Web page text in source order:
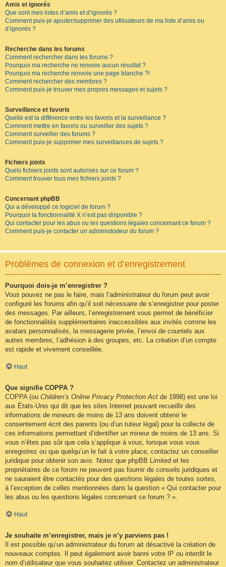
Amis et ignorés
Que sont mes listes d’amis et d’ignorés ?
Comment puis-je ajouter/supprimer des utilisateurs de ma liste d’amis ou
d’ignorés ?
Recherche dans les forums
Comment rechercher dans les forums ?
Pourquoi ma recherche ne renvoie aucun résultat ?
Pourquoi ma recherche renvoie une page blanche ?!
Comment rechercher des membres ?
Comment puis-je trouver mes propres messages et sujets ?
Surveillance et favoris
Quelle est la différence entre les favoris et la surveillance ?
Comment mettre en favoris ou surveiller des sujets ?
Comment surveiller des forums ?
Comment puis-je supprimer mes surveillances de sujets ?
Fichiers joints
Quels fichiers joints sont autorisés sur ce forum ?
Comment trouver tous mes fichiers joints ?
Concernant phpBB
Qui a développé ce logiciel de forum ?
Pourquoi la fonctionnalité X n’est pas disponible ?
Qui contacter pour les abus ou les questions légales concernant ce forum ?
Comment puis-je contacter un administrateur du forum ?
Problèmes de connexion et d’enregistrement
Pourquoi dois-je m’enregistrer ?
Vous pouvez ne pas le faire, mais l’administrateur du forum peut avoir
configuré les forums afin qu’il soit nécessaire de s’enregistrer pour poster
des messages. Par ailleurs, l’enregistrement vous permet de bénéficier
de fonctionnalités supplémentaires inaccessibles aux invités comme les
avatars personnalisés, la messagerie privée, l’envoi de courriels aux
autres membres, l’adhésion à des groupes, etc. La création d’un compte
est rapide et vivement conseillée.
Haut
Que signifie COPPA ?
COPPA (ou Children’s Online Privacy Protection Act de 1998) est une loi
aux États-Unis qui dit que les sites Internet pouvant recueillir des
informations de mineurs de moins de 13 ans doivent obtenir le
consentement écrit des parents (ou d’un tuteur légal) pour la collecte de
ces informations permettant d’identifier un mineur de moins de 13 ans. Si
vous n’êtes pas sûr que cela s’applique à vous, lorsque vous vous
enregistrez ou que quelqu’un le fait à votre place, contactez un conseiller
juridique pour obtenir son avis. Notez que phpBB Limited et les
propriétaires de ce forum ne peuvent pas fournir de conseils juridiques et
ne sauraient être contactés pour des questions légales de toutes sortes,
à l’exception de celles mentionnées dans la question « Qui contacter pour
les abus ou les questions légales concernant ce forum ? ».
Haut
Je souhaite m’enregistrer, mais je n’y parviens pas !
Il est possible qu’un administrateur du forum ait désactivé la création de
nouveaux comptes. Il peut également avoir banni votre IP ou interdit le
nom d’utilisateur que vous souhaitez utiliser. Contactez un administrateur